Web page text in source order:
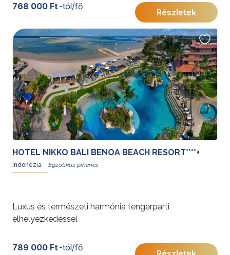
768 000 Ft -tól/fő
Részletek
HOTEL NIKKO BALI BENOA BEACH RESORT****+
Indonézia
Luxus és természeti harmónia tengerparti
elhelyezkedéssel
789 000 Ft -tól/fő